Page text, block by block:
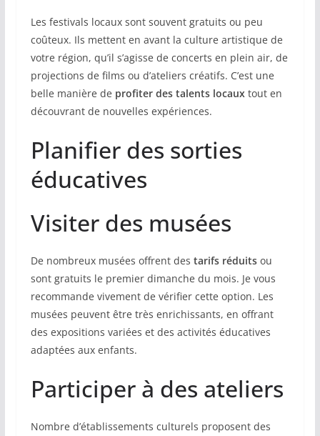
Les festivals locaux sont souvent gratuits ou peu
coûteux. Ils mettent en avant la culture artistique de
votre région, qu’il s’agisse de concerts en plein air, de
projections de films ou d’ateliers créatifs. C’est une
belle manière de profiter des talents locauxtout en
découvrant de nouvelles expériences.
Planifier des sorties
éducatives
Visiter des musées
De nombreux musées offrent des tarifs réduitsou
sont gratuits le premier dimanche du mois. Je vous
recommande vivement de vérifier cette option. Les
musées peuvent être très enrichissants, en offrant
des expositions variées et des activités éducatives
adaptées aux enfants.
Participer à des ateliers
Nombre d’établissements culturels proposent des